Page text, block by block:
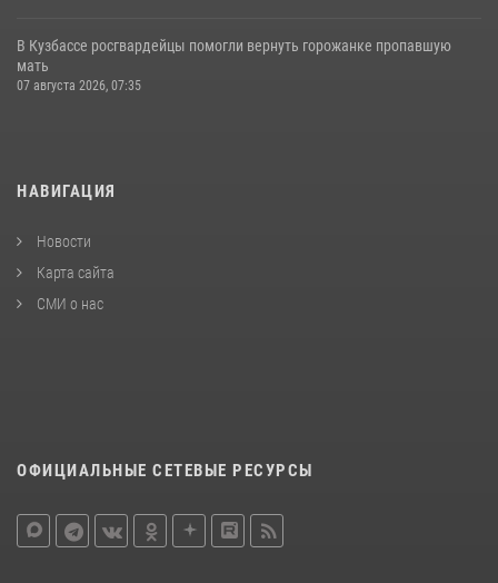
В Кузбассе росгвардейцы помогли вернуть горожанке пропавшую
мать
07 августа 2026, 07:35
НАВИГАЦИЯ
Новости
Карта сайта
СМИ о нас
ОФИЦИАЛЬНЫЕ СЕТЕВЫЕ РЕСУРСЫ